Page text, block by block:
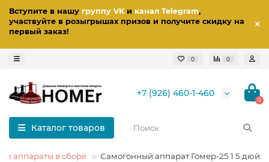
Вступите в нашу группу VKи канал Telegram,
участвуйте в розыгрышах призов и получите скидку на
первый заказ!
0 0
+7 (926) 460-1-460
0
Каталог товаров
аппараты в сборе Самогонный аппарат Гомер-25 1.5